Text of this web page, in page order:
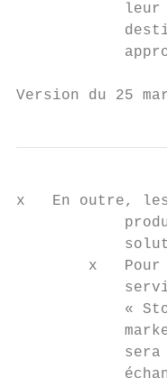
leur
Version du 25
x   En outre,
x   Pour
«
sera